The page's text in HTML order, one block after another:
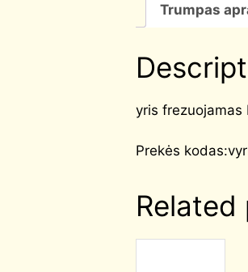
Trumpas
yris frezuojamas
Prekės